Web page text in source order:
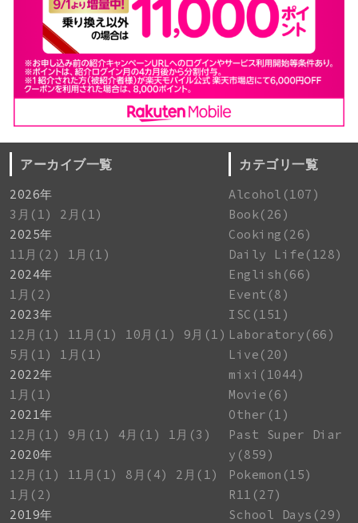
アーカイブ一覧
2026年
3月(1)
2月(1)
2025年
11月(2)
1月(1)
2024年
1月(2)
2023年
12月(1)
11月(1) 10月(1)
9月(1)
5月(1)
1月(1)
2022年
1月(1)
2021年
12月(1)
9月(1) 4月(1)
1月(3)
2020年
12月(1)
11月(1) 8月(4)
2月(1)
1月(2)
2019年
カテゴリ一覧
Alcohol(107)
Book(26)
Cooking(26)
Daily Life(128)
English(66)
Event(8)
ISC(151)
Laboratory(66)
Live(20)
mixi(1044)
Movie(6)
Other(1)
Past Super Diar
y(859)
Pokemon(15)
R11(27)
School Days(29)